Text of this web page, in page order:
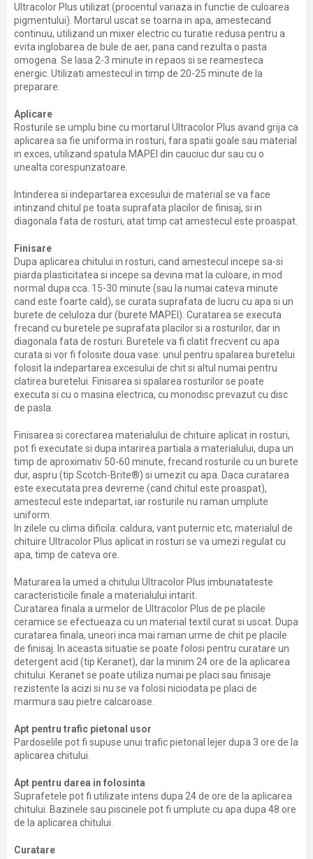
Ultracolor Plus utilizat (procentul variaza in functie de culoarea
pigmentului). Mortarul uscat se toarna in apa, amestecand
continuu, utilizand un mixer electric cu turatie redusa pentru a
evita inglobarea de bule de aer, pana cand rezulta o pasta
omogena. Se lasa 2-3 minute in repaos si se reamesteca
energic. Utilizati amestecul in timp de 20-25 minute de la
preparare.
Aplicare
Rosturile se umplu bine cu mortarul Ultracolor Plus avand grija ca
aplicarea sa fie uniforma in rosturi, fara spatii goale sau material
in exces, utilizand spatula MAPEI din cauciuc dur sau cu o
unealta corespunzatoare.
Intinderea si indepartarea excesului de material se va face
intinzand chitul pe toata suprafata placilor de finisaj, si in
diagonala fata de rosturi, atat timp cat amestecul este proaspat.
Finisare
Dupa aplicarea chitului in rosturi, cand amestecul incepe sa-si
piarda plasticitatea si incepe sa devina mat la culoare, in mod
normal dupa cca. 15-30 minute (sau la numai cateva minute
cand este foarte cald), se curata suprafata de lucru cu apa si un
burete de celuloza dur (burete MAPEI). Curatarea se executa
frecand cu buretele pe suprafata placilor si a rosturilor, dar in
diagonala fata de rosturi. Buretele va fi clatit frecvent cu apa
curata si vor fi folosite doua vase: unul pentru spalarea buretelui
folosit la indepartarea excesului de chit si altul numai pentru
clatirea buretelui. Finisarea si spalarea rosturilor se poate
executa si cu o masina electrica, cu monodisc prevazut cu disc
de pasla.
Finisarea si corectarea materialului de chituire aplicat in rosturi,
pot fi executate si dupa intarirea partiala a materialului, dupa un
timp de aproximativ 50-60 minute, frecand rosturile cu un burete
dur, aspru (tip Scotch-Brite®) si umezit cu apa. Daca curatarea
este executata prea devreme (cand chitul este proaspat),
amestecul este indepartat, iar rosturile nu raman umplute
uniform.
In zilele cu clima dificila: caldura, vant puternic etc, materialul de
chituire Ultracolor Plus aplicat in rosturi se va umezi regulat cu
apa, timp de cateva ore.
Maturarea la umed a chitului Ultracolor Plus imbunatateste
caracteristicile finale a materialului intarit.
Curatarea finala a urmelor de Ultracolor Plus de pe placile
ceramice se efectueaza cu un material textil curat si uscat. Dupa
curatarea finala, uneori inca mai raman urme de chit pe placile
de finisaj. In aceasta situatie se poate folosi pentru curatare un
detergent acid (tip Keranet), dar la minim 24 ore de la aplicarea
chitului. Keranet se poate utiliza numai pe placi sau finisaje
rezistente la acizi si nu se va folosi niciodata pe placi de
marmura sau pietre calcaroase.
Apt pentru trafic pietonal usor
Pardoselile pot fi supuse unui trafic pietonal lejer dupa 3 ore de la
aplicarea chitului.
Apt pentru darea in folosinta
Suprafetele pot fi utilizate intens dupa 24 de ore de la aplicarea
chitului. Bazinele sau piscinele pot fi umplute cu apa dupa 48 ore
de la aplicarea chitului.
Curatare